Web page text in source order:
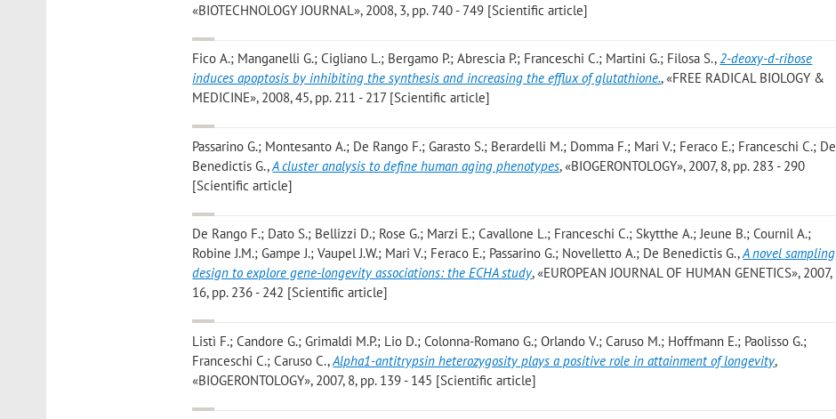
«BIOTECHNOLOGY JOURNAL», 2008, 3, pp. 740 - 749 [Scientific article]
Fico A.; Manganelli G.; Cigliano L.; Bergamo P.; Abrescia P.; Franceschi C.; Martini G.; Filosa S.,2-deoxy-d-ribose
induces apoptosis by inhibiting the synthesis and increasing the efflux of glutathione., «FREE RADICAL BIOLOGY &
MEDICINE», 2008, 45, pp. 211 - 217 [Scientific article]
Passarino G.; Montesanto A.; De Rango F.; Garasto S.; Berardelli M.; Domma F.; Mari V.; Feraco E.; Franceschi C.; De
Benedictis G.,A cluster analysis to define human aging phenotypes, «BIOGERONTOLOGY», 2007, 8, pp. 283 - 290
[Scientific article]
De Rango F.; Dato S.; Bellizzi D.; Rose G.; Marzi E.; Cavallone L.; Franceschi C.; Skytthe A.; Jeune B.; Cournil A.;
Robine J.M.; Gampe J.; Vaupel J.W.; Mari V.; Feraco E.; Passarino G.; Novelletto A.; De Benedictis G.,A novel sampling
design to explore gene-longevity associations: the ECHA study, «EUROPEAN JOURNAL OF HUMAN GENETICS», 2007,
16, pp. 236 - 242 [Scientific article]
Listì F.; Candore G.; Grimaldi M.P.; Lio D.; Colonna-Romano G.; Orlando V.; Caruso M.; Hoffmann E.; Paolisso G.;
Franceschi C.; Caruso C.,Alpha1-antitrypsin heterozygosity plays a positive role in attainment of longevity,
«BIOGERONTOLOGY», 2007, 8, pp. 139 - 145 [Scientific article]